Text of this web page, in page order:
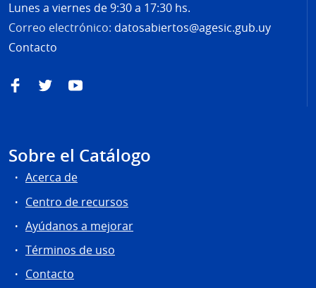
Lunes a viernes de 9:30 a 17:30 hs.
Correo electrónico: datosabiertos@agesic.gub.uy
Contacto
FacebookTwitterYouTube
Sobre el Catálogo
Acerca de
Centro de recursos
Ayúdanos a mejorar
Términos de uso
Contacto